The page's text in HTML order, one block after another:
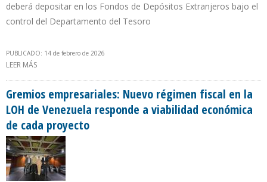
deberá depositar en los Fondos de Depósitos Extranjeros bajo el
control del Departamento del Tesoro
PUBLICADO: 14 de febrero de 2026
LEER MÁS
Gremios empresariales: Nuevo régimen fiscal en la
LOH de Venezuela responde a viabilidad económica
de cada proyecto